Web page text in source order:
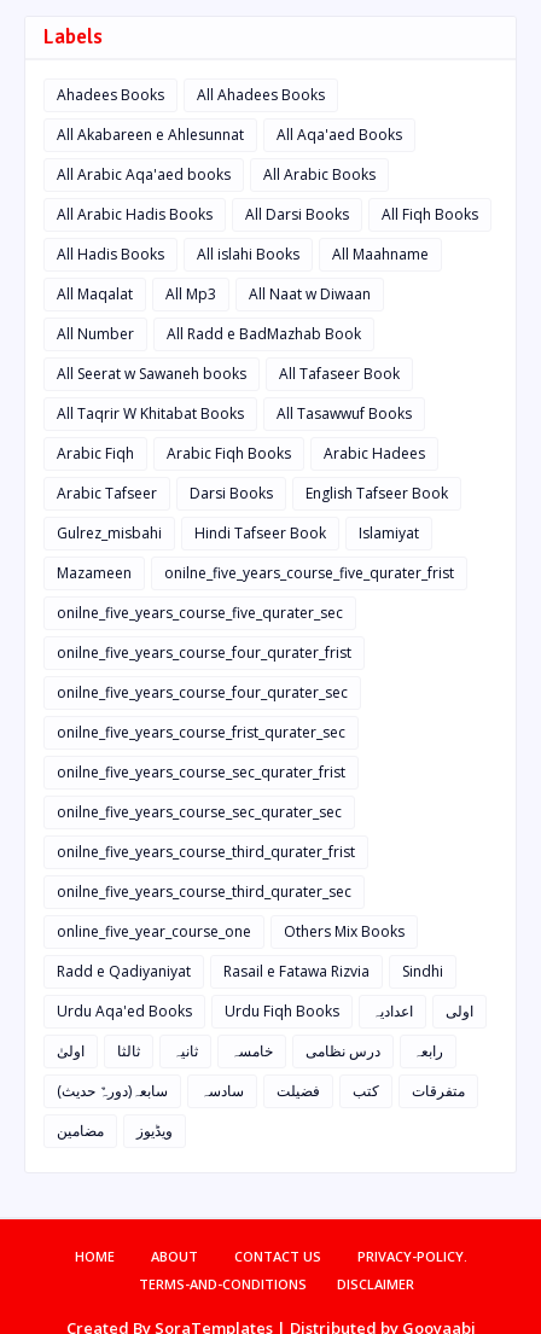
Labels
Ahadees Books
All Ahadees Books
All Akabareen e Ahlesunnat
All Aqa'aed Books
All Arabic Aqa'aed books
All Arabic Books
All Arabic Hadis Books
All Darsi Books
All Fiqh Books
All Hadis Books
All islahi Books
All Maahname
All Maqalat
All Mp3
All Naat w Diwaan
All Number
All Radd e BadMazhab Book
All Seerat w Sawaneh books
All Tafaseer Book
All Taqrir W Khitabat Books
All Tasawwuf Books
Arabic Fiqh
Arabic Fiqh Books
Arabic Hadees
Arabic Tafseer
Darsi Books
English Tafseer Book
Gulrez_misbahi
Hindi Tafseer Book
Islamiyat
Mazameen
onilne_five_years_course_five_qurater_frist
onilne_five_years_course_five_qurater_sec
onilne_five_years_course_four_qurater_frist
onilne_five_years_course_four_qurater_sec
onilne_five_years_course_frist_qurater_sec
onilne_five_years_course_sec_qurater_frist
onilne_five_years_course_sec_qurater_sec
onilne_five_years_course_third_qurater_frist
onilne_five_years_course_third_qurater_sec
online_five_year_course_one
Others Mix Books
Radd e Qadiyaniyat
Rasail e Fatawa Rizvia
Sindhi
Urdu Aqa'ed Books
Urdu Fiqh Books اعدادیہ
اولی
اولیٰ
ثالثا ثانیہ خامسہ درس نظامی
رابعہ
سابعہ(دورہٌ حدیث)
سادسہ فضیلت کتب
متفرقات
مضامین
ویڈیوز
HOME ABOUT CONTACT US
PRIVACY-POLICY.
TERMS-AND-CONDITIONS
DISCLAIMER
Created By SoraTemplates| Distributed by Gooyaabi